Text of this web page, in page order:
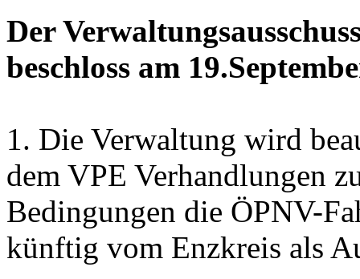
Der
beschloss am
1. Die Verwaltung wird
dem VPE Verhandlungen
Bedingungen die ÖPNV-
künftig vom Enzkreis als